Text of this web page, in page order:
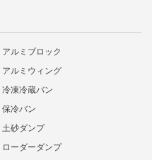
アルミブロック
アルミウィング
冷凍冷蔵バン
保冷バン
土砂ダンプ
ローダーダンプ